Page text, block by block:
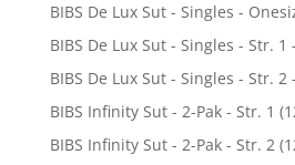
BIBS De Lux Sut - Singles -
BIBS De Lux Sut - Singles - Str.
BIBS De Lux Sut - Singles - Str.
BIBS Infinity Sut - 2-Pak - Str. 1
BIBS Infinity Sut - 2-Pak - Str. 2